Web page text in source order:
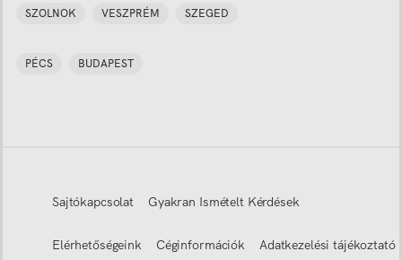
SZOLNOK VESZPRÉM SZEGED
PÉCS BUDAPEST
Sajtókapcsolat Gyakran Ismételt Kérdések
Elérhetőségeink Céginformációk Adatkezelési tájékoztató